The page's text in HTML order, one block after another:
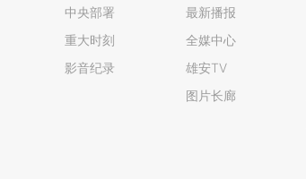
中央部署
重大时刻
影音纪录
最新播报
全媒中心
雄安TV
图片长廊